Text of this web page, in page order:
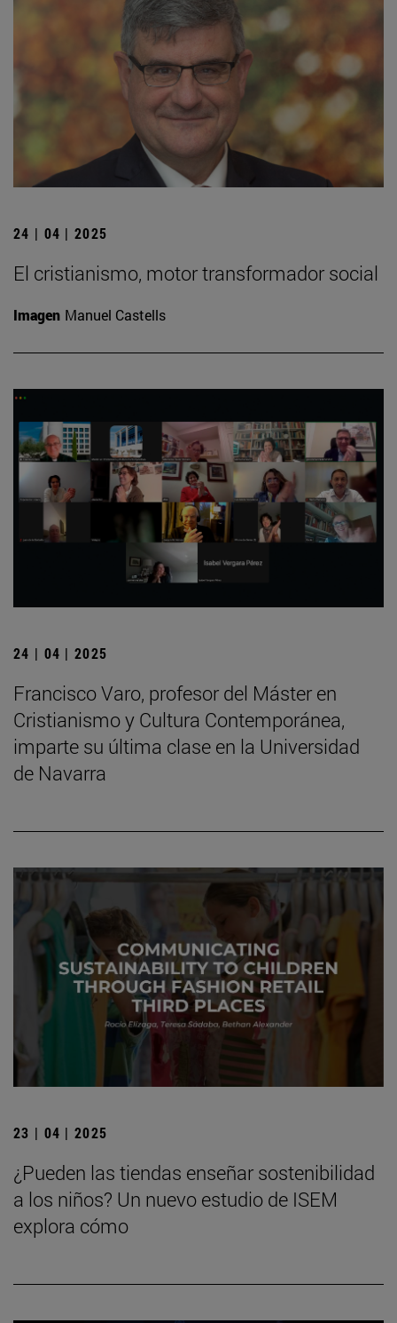
24 | 04 | 2025
El cristianismo, motor transformador social
Imagen Manuel Castells
24 | 04 | 2025
Francisco Varo, profesor del Máster en
Cristianismo y Cultura Contemporánea,
imparte su última clase en la Universidad
de Navarra
23 | 04 | 2025
¿Pueden las tiendas enseñar sostenibilidad
a los niños? Un nuevo estudio de ISEM
explora cómo